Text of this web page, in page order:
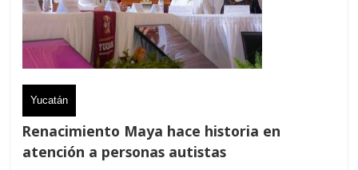
Yucatán
Renacimiento Maya hace historia en
atención a personas autistas